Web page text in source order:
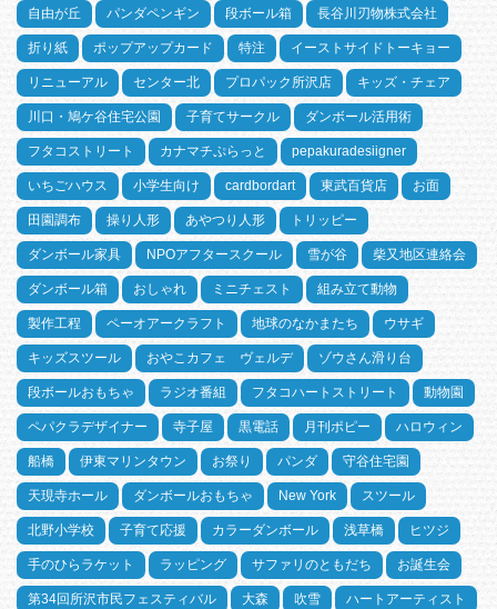
自由が丘 パンダペンギン 段ボール箱 長谷川刃物株式会社
折り紙 ポップアップカード 特注 イーストサイドトーキョー
リニューアル センター北 プロパック所沢店 キッズ・チェア
川口・鳩ケ谷住宅公園 子育てサークル ダンボール活用術
フタコストリート カナマチぷらっと pepakuradesiigner
いちごハウス 小学生向け cardbordart 東武百貨店 お面
田園調布 操り人形 あやつり人形 トリッピー
ダンボール家具 NPOアフタースクール 雪が谷 柴又地区連絡会
ダンボール箱 おしゃれ ミニチェスト 組み立て動物
製作工程 ペーオアークラフト 地球のなかまたち ウサギ
キッズスツール おやこカフェ ヴェルデ ゾウさん滑り台
段ボールおもちゃ ラジオ番組 フタコハートストリート 動物園
ペパクラデザイナー 寺子屋 黒電話 月刊ポピー ハロウィン
船橋 伊東マリンタウン お祭り パンダ 守谷住宅園
天現寺ホール ダンボールおもちゃ New York スツール
北野小学校 子育て応援 カラーダンボール 浅草橋 ヒツジ
手のひらラケット ラッピング サファリのともだち お誕生会
第34回所沢市民フェスティバル 大森 吹雪 ハートアーティスト